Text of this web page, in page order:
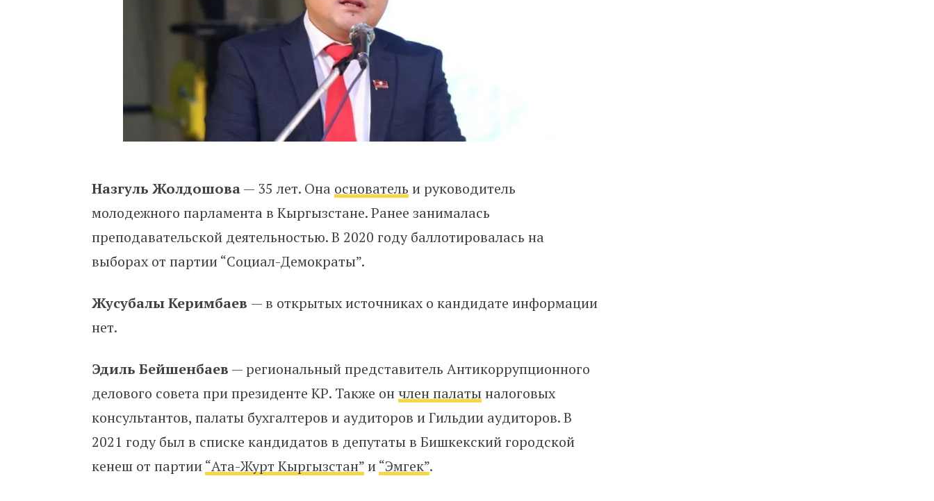
Назгуль Жолдошова— 35 лет. Она основатель и руководитель
молодежного парламента в Кыргызстане. Ранее занималась
преподавательской деятельностью. В 2020 году баллотировалась на
выборах от партии “Социал-Демократы”.
Жусубалы Керимбаев — в открытых источниках о кандидате информации
нет.
Эдиль Бейшенбаев —региональный представитель Антикоррупционного
делового совета при президенте КР. Также ончлен палатыналоговых
консультантов, палаты бухгалтеров и аудиторов и Гильдии аудиторов. В
2021 году был в списке кандидатов в депутаты в Бишкекский городской
кенеш от партии“Ата-Журт Кыргызстан”и“Эмгек”.